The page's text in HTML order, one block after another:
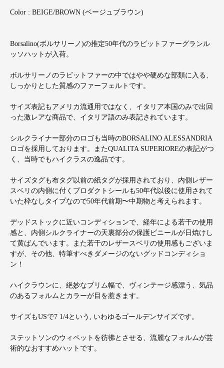
Color : BEIGE/BROWN (ベージュブラウン)
Borsalino(ボルサリーノ)の推定50年代のラビットファーグランル
ッソハットが入荷。
ボルサリーノのラビットファーの中ではやや硬めな部類に入る、
しっかりとした質感のファーフェルトです。
サイズ表記もアメリカ流通用ではなく、イタリア本国のみで出回
った激レアな商品で、イタリア語のみ表記されています。
シルクライナー部分のロゴも当時のBORSALINO ALESSANDRIA
ロゴを採用しております。またQUALITA SUPERIOREの表記がつ
く、当時でもハイクラスの逸品です。
サイズタグも布タグ以前の紙タグが採用されており、内側レザー
スベリの内側に付くプロダクトシールも50年代以後に使用されて
いた枠なしタイプなので50年代前期〜中期物と考えられます。
デッドストックに近いコンディションで、経年による若干の使用
感と、内側シルクライナーの天裏部分の保護ビニールが日焼けし
て黄ばんでいます。また若干のレザースベリの使用感もございま
すが、その他、特筆すべきダメージのないグッドコンディショ
ン！
ハイクラウンに、絶妙なブリム幅で、ヴィンテージ感漂う、気品
のあるフォルムとカラーが目を惹きます。
サイズもUSで7 1/4という, いわゆるゴールデンサイズです。
ステットソンのウィペットを彷彿とさせる、流麗なフォルムが芸
術的なおすすめハットです。